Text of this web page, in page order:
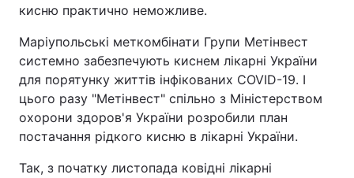
Спорт Наука
Техно і зв'язок Лайт
Зброя Інциденти
Здоров'я Туризм
кисню практично неможливе.
Маріупольські меткомбінати Групи Метінвест
системно забезпечують киснем лікарні України
для порятунку життів інфікованих COVID-19. І
цього разу "Метінвест" спільно з Міністерством
охорони здоров'я України розробили план
постачання рідкого кисню в лікарні України.
Так, з початку листопада ковідні лікарні